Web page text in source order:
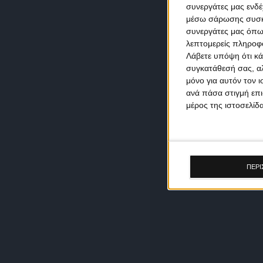
συνεργάτες μας
μέσω σάρωσης
συνεργάτες μας
λεπτομερείς
Λάβετε υπόψη ότι
συγκατάθεσή σας,
μόνο για αυτόν τον
ανά πάσα στιγμή
μέρος της